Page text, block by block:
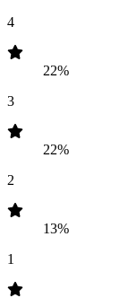
4
22%
3
22%
2
13%
1